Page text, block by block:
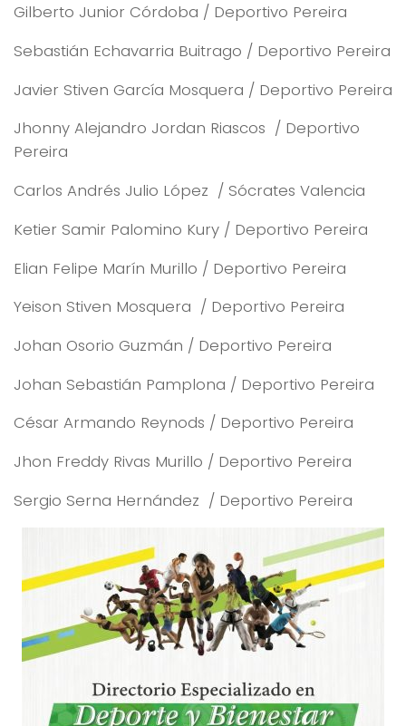
Gilberto Junior Córdoba / Deportivo Pereira
Sebastián Echavarria Buitrago / Deportivo Pereira
Javier Stiven García Mosquera / Deportivo Pereira
Jhonny Alejandro Jordan Riascos / Deportivo
Pereira
Carlos Andrés Julio López / Sócrates Valencia
Ketier Samir Palomino Kury / Deportivo Pereira
Elian Felipe Marín Murillo / Deportivo Pereira
Yeison Stiven Mosquera / Deportivo Pereira
Johan Osorio Guzmán / Deportivo Pereira
Johan Sebastián Pamplona / Deportivo Pereira
César Armando Reynods / Deportivo Pereira
Jhon Freddy Rivas Murillo / Deportivo Pereira
Sergio Serna Hernández / Deportivo Pereira